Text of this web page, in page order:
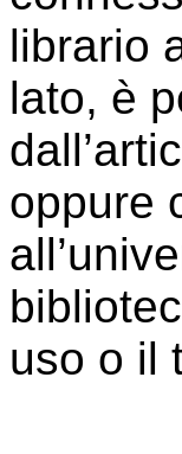
librario
lato, è
oppure
uso o il